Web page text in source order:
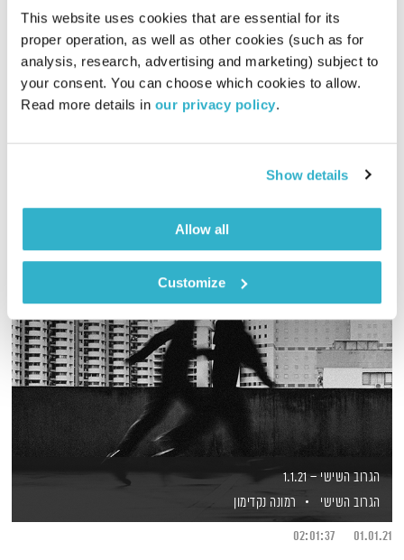
This website uses cookies that are essential for its
proper operation, as well as other cookies (such as for
analysis, research, advertising and marketing) subject to
your consent. You can choose which cookies to allow.
Read more details in our privacy policy.
Show details
Allow all
Customize
כל יום מחדש
אמיר פרי
03.02.19
00:56:37
הגרוב השישי – 1.1.21
הגרוב השישי
רמונה נקדימון
01.01.21
02:01:37